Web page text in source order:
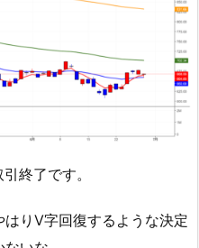
終了です。
りV字回復するような決定